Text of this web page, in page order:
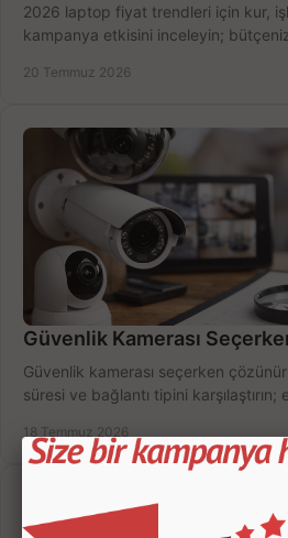
2026 laptop fiyat trendleri için kur,
kampanya etkisini inceleyin;
20 Temmuz 2026
Güvenlik Kamerası
Güvenlik kamerası seçerken
süresi ve bağlantı tipini
18 Temmuz 2026